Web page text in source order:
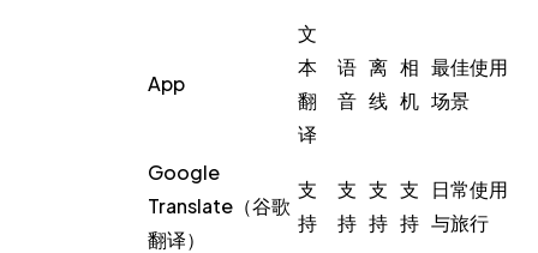
App
文
本
翻
译
语
音
离
线
相
机
最佳使用
场景
Google
Translate（谷歌
翻译）
支
持
支
持
支
持
支
持
日常使用
与旅行